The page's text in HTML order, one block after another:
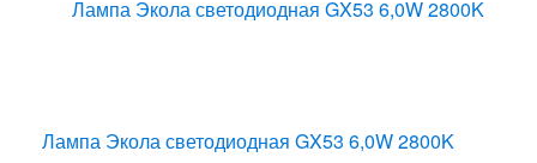
Лампа Экола светодиодная GX53 6,0W 2800K